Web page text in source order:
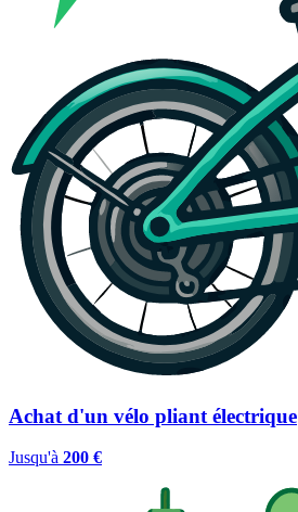
Achat d'un vélo pliant électrique
Jusqu'à 200 €